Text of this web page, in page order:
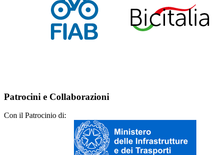
Patrocini e Collaborazioni
Con il Patrocinio di: